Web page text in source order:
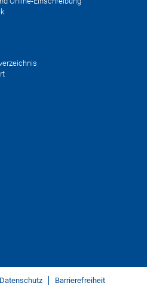
Datenschutz Barrierefreiheit